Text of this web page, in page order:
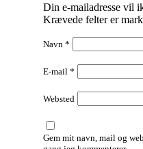
Din e-mailadresse vil
Krævede felter er
Navn *
E-mail *
Websted
Gem mit navn, mail og